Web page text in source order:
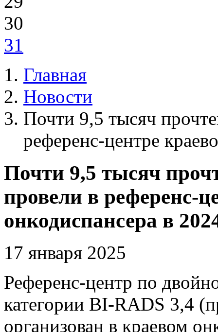
30
31
Главная
Новости
Почти 9,5 тысяч
референс-центре
Почти 9,5 тысяч
провели в референс-
онкодиспансера в
17 января 2025
Референс-центр по
категории BI-RADS 3,4
организован в краевом